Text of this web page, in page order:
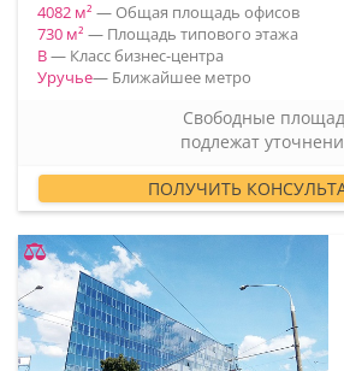
4082 м² — Общая площадь офисов
730 м² — Площадь типового этажа
B— Класс бизнес-центра
Уручье— Ближайшее метро
Свободные
подлежат
ПОЛУЧИТЬ